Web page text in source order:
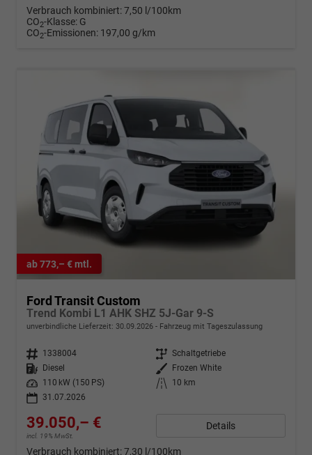
Verbrauch kombiniert:7,50 l/100km
CO2-Klasse: G
CO2-Emissionen: 197,00 g/km
ab 773,– € mtl.
Ford Transit Custom
Trend Kombi L1 AHK SHZ 5J-Gar 9-S
unverbindliche Lieferzeit: 30.09.2026 Fahrzeug mit Tageszulassung
Fahrzeugnr. 1338004 Getriebe Schaltgetriebe
Kraftstoff
Diesel Außenfarbe
Frozen White
Leistung
110 kW (150 PS) Kilometerstand
10 km
31.07.2026
39.050,– €
incl. 19% MwSt.
Details
Verbrauch kombiniert:7,30 l/100km